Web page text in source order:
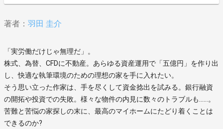
著者： 羽田 圭介
「実労働だけじゃ無理だ」。
株式、為替、CFDに不動産。あらゆる資産運用で「五億円」を作り出
し、快適な執筆環境のための理想の家を手に入れたい。
そう思い立った作家は、手を尽くして資金捻出を試みる。銀行融資
の開拓や投資での失敗。様々な物件の内見に数々のトラブルも……。
苦難と苦悩の家探しの末に、最高のマイホームにたどり着くことは
できるのか?